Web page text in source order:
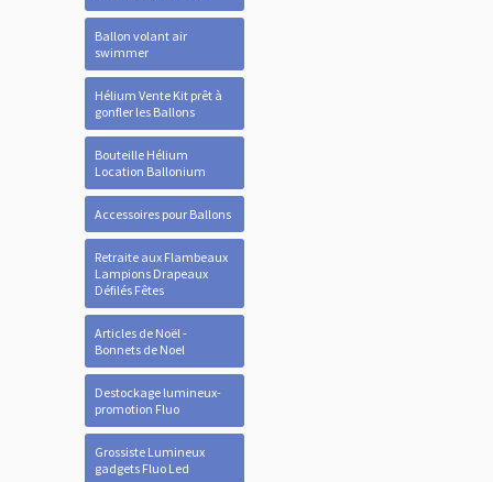
Ballon volant air
swimmer
Hélium Vente Kit prêt à
gonfler les Ballons
Bouteille Hélium
Location Ballonium
Accessoires pour Ballons
Retraite aux Flambeaux
Lampions Drapeaux
Défilés Fêtes
Articles de Noël -
Bonnets de Noel
Destockage lumineux-
promotion Fluo
Grossiste Lumineux
gadgets Fluo Led